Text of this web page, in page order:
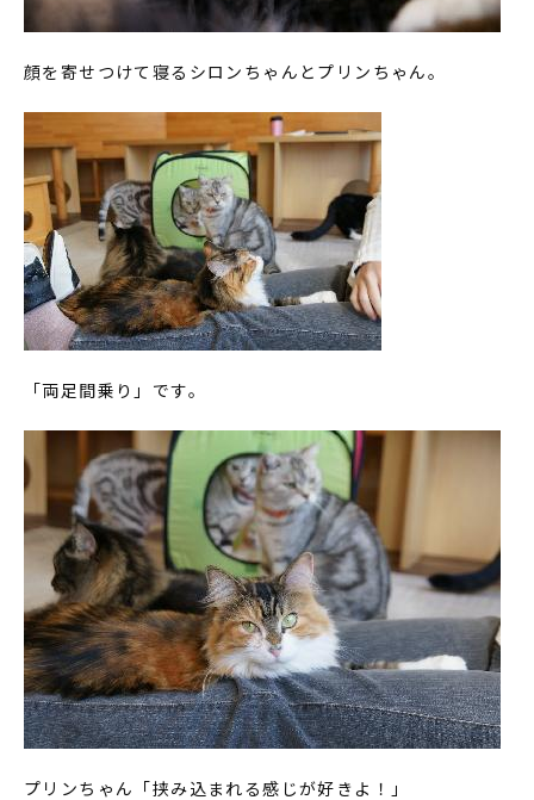
顔を寄せつけて寝るシロンちゃんとプリンちゃん。
「両足間乗り」です。
プリンちゃん「挟み込まれる感じが好きよ！」